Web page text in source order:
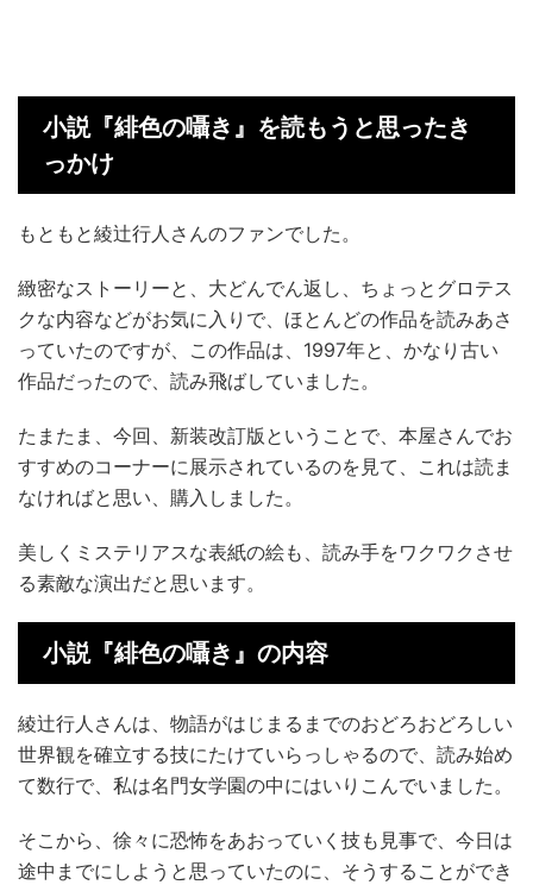
小説『緋色の囁き』を読もうと思ったき
っかけ
もともと綾辻行人さんのファンでした。
緻密なストーリーと、大どんでん返し、ちょっとグロテス
クな内容などがお気に入りで、ほとんどの作品を読みあさ
っていたのですが、この作品は、1997年と、かなり古い
作品だったので、読み飛ばしていました。
たまたま、今回、新装改訂版ということで、本屋さんでお
すすめのコーナーに展示されているのを見て、これは読ま
なければと思い、購入しました。
美しくミステリアスな表紙の絵も、読み手をワクワクさせ
る素敵な演出だと思います。
小説『緋色の囁き』の内容
綾辻行人さんは、物語がはじまるまでのおどろおどろしい
世界観を確立する技にたけていらっしゃるので、読み始め
て数行で、私は名門女学園の中にはいりこんでいました。
そこから、徐々に恐怖をあおっていく技も見事で、今日は
途中までにしようと思っていたのに、そうすることができ